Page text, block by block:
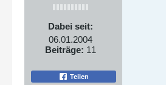
Dabei seit:
06.01.2004
Beiträge: 11
Teilen